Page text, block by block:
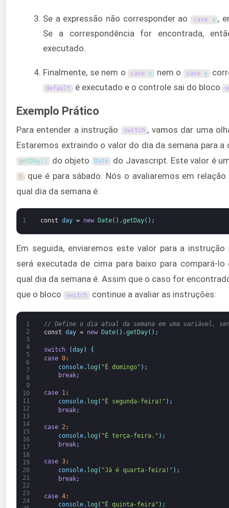
Se a expressão não corresponder ao case x ,
Se a correspondência for encontrada,
executado.
Finalmente, se nem o case x nem o case y
default é executado e o controle sai do bloco
Exemplo Prático
Para entender a instrução switch , vamos dar uma
Estaremos extraindo o valor do dia da semana para
getDay( ) do objeto Date do Javascript. Este valor é
6 que é para sábado. Nós o avaliaremos em
qual dia da semana é:
1 const day = new Date( ) .getDay( ) ;
Em seguida, enviaremos este valor para a instrução
será executada de cima para baixo para compará-
qual dia da semana é. Assim que o caso for
que o bloco
switch continue a avaliar as instruções:
1
2
3
4
5
6
7
8
9
10
11
12
13
14
15
16
17
18
19
20
21
22
23
24
// Define o dia atual da semana em uma variável,
const day = new Date( ) .getDay( ) ;
switch (day)
{
case 0:
console. log ( "É domingo" ) ;
break;
case 1:
console. log ( "É segunda-feira!" ) ;
break;
case 2:
console. log ( "É terça-feira." ) ;
break;
case 3:
console. log ( "Já é quarta-feira!" ) ;
break;
case 4:
console. log ( "É quinta-feira" ) ;